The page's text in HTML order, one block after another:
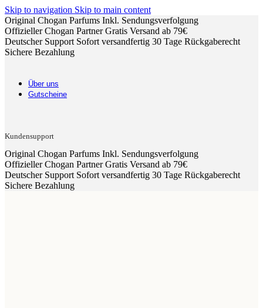
Skip to navigation Skip to main content
Original Chogan Parfums Inkl. Sendungsverfolgung
Offizieller Chogan PartnerGratis Versand ab 79€
Deutscher Support Sofort versandfertig 30 Tage Rückgaberecht
Sichere Bezahlung
Über uns
Gutscheine
Kundensupport
Original Chogan Parfums Inkl. Sendungsverfolgung
Offizieller Chogan PartnerGratis Versand ab 79€
Deutscher Support Sofort versandfertig 30 Tage Rückgaberecht
Sichere Bezahlung